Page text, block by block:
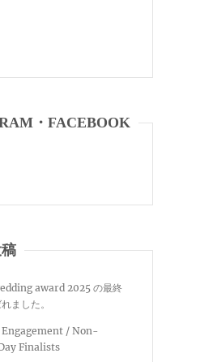
・FACEBOOK
award 2025 の最終
ました。
Engagement / Non-
Finalists